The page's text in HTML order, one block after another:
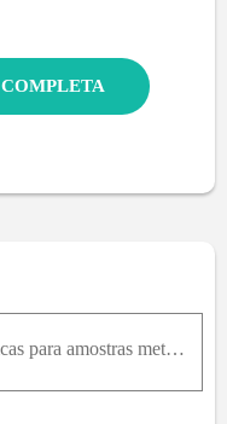
MOSTRAR SOLUÇÃO COMPLETA
38.58. As funções trabalho fotoelétricas para amostras metálicas são dadas por: césio, 2,1 eV; cobre, 4,7 eV; potássio, 2,3 eV; e zinco, 4,3 eV. a) Qual é o comprimento de corte para cada uma dessas s